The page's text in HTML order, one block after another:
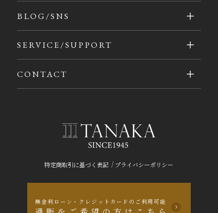
特定商取引に基づく表記 / プライバシーポリシー
無金利ローン・クレジットカードのご利用可能
BLOG/SNS
SERVICE/SUPPORT
CONTACT